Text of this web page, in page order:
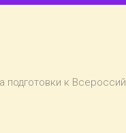
подготовки к